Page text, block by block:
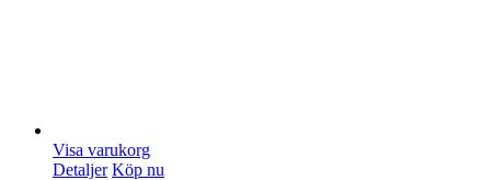
Visa varukorg
Detaljer Köp nu